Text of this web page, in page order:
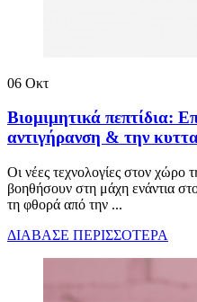
06 Οκτ
Bιομιμητικά πεπτίδια:
αντιγήρανση & την
Oι νέες τεχνολογίες στον χώρο
βοηθήσουν στη μάχη ενάντια
τη φθορά από την ...
ΔΙΑΒΑΣΕ ΠΕΡΙΣΣΟΤΕΡΑ